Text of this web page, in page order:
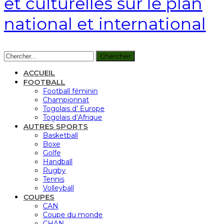
national et international
ACCUEIL
FOOTBALL
Football féminin
Championnat
Togolais d’ Europe
Togolais d’Afrique
AUTRES SPORTS
Basketball
Boxe
Golfe
Handball
Rugby
Tennis
Volleyball
COUPES
CAN
Coupe du monde